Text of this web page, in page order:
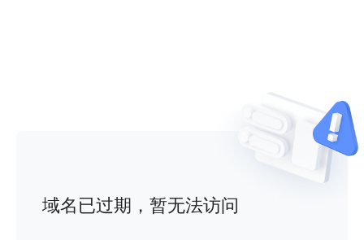
域名已过期，暂无法访问